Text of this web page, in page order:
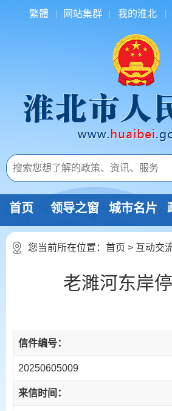
繁體 网站集群 我的淮北
首页 领导之窗 城市名片
您当前所在位置： 首页 > 互动交
老濉河东岸
信件编号：
20250605009
来信时间：